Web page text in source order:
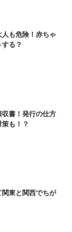
も危険！赤ちゃ
る？
書！発行の仕方
も！？
東と関西でちが